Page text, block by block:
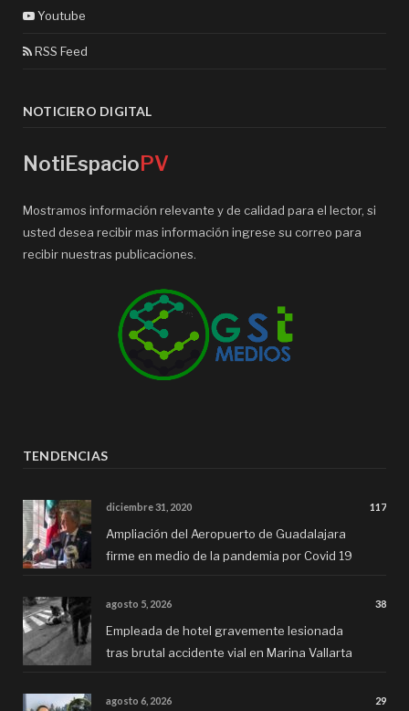
Youtube
RSS Feed
NOTICIERO DIGITAL
NotiEspacioPV
Mostramos información relevante y de calidad para el lector, si
usted desea recibir mas información ingrese su correo para
recibir nuestras publicaciones.
TENDENCIAS
diciembre 31, 2020 117
Ampliación del Aeropuerto de Guadalajara
firme en medio de la pandemia por Covid 19
agosto 5, 2026 38
Empleada de hotel gravemente lesionada
tras brutal accidente vial en Marina Vallarta
agosto 6, 2026 29